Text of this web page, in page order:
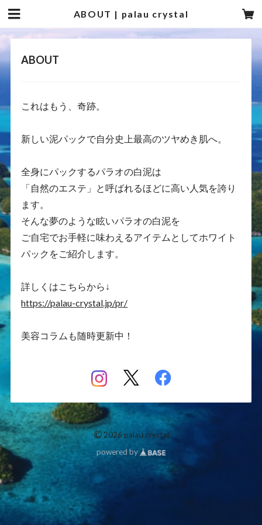
ABOUT | palau crystal
ABOUT
これはもう、奇跡。
新しい泥パックで自分史上最高のツヤめき肌へ。
全身にパックするパラオの白泥は
「自然のエステ」と呼ばれるほどに高い人気を誇り
ます。
そんな夢のような眩いパラオの白泥を
ご自宅でお手軽に味わえるアイテムとしてホワイト
パックをご紹介します。
詳しくはこちらから↓
https://palau-crystal.jp/pr/
美容コラムも随時更新中！
©2026 palau crystal
powered by